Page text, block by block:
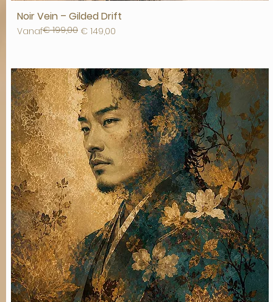
Noir Vein – Gilded Drift
Vanaf
Normale prijs
€ 199,00 € 149,00
Verkoopprijs